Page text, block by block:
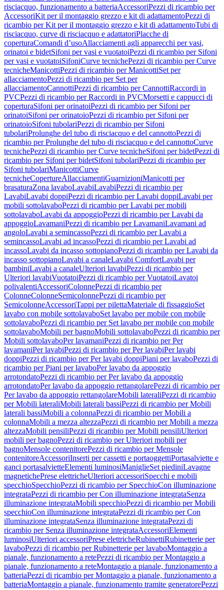
risciacquo, funzionamento a batteriaAccessoriPezzi di ricambio per
AccessoriKit per il montaggio grezzo e kit di adattamentoPezzi di
ricambio per Kit per il montaggio grezzo e kit di adattamentoTubi di
risciacquo, curve di risciacquo e adattatoriPlacche di
coperturaComandi d’usoAllacciamenti agli apparecchi per vasi,
orinatoi e bidetSifoni per vasi e vuotatoiPezzi di ricambio per Sifoni
per vasi e vuotatoiSifoniCurve tecnichePezzi di ricambio per Curve
tecnicheManicottiPezzi di ricambio per ManicottiSet per
allacciamentoPezzi di ricambio per Set per
allacciamentoCannottiPezzi di ricambio per CannottiRaccordi in
PVCPezzi di ricambio per Raccordi in PVCMorsetti e cappucci di
coperturaSifoni per orinatoiPezzi di ricambio per Sifoni per
orinatoiSifoni per orinatoioPezzi di ricambio per Sifoni per
orinatoioSifoni tubolariPezzi di ricambio per Sifoni
tubolariProlunghe del tubo di risciacquo e del cannottoPezzi di
ricambio per Prolunghe del tubo di risciacquo e del cannottoCurve
tecnichePezzi di ricambio per Curve tecnicheSifoni per bidetPezzi di
ricambio per Sifoni per bidetSifoni tubolariPezzi di ricambio per
Sifoni tubolariManicottiCurve
tecnicheCopertureAllacciamentiGuarnizioniManicotti per
brasaturaZona lavaboLavabiLavabiPezzi di ricambio per
LavabiLavabi doppiPezzi di ricambio per Lavabi doppiLavabi per
mobili sottolavaboPezzi di ricambio per Lavabi per mobili
sottolavaboLavabi da appoggioPezzi di ricambio per Lavabi da
appoggioLavamaniPezzi di ricambio per LavamaniLavamani ad
angoloLavabi a semincassoPezzi di ricambio per Lavabi a
semincassoLavabi ad incassoPezzi di ricambio per Lavabi ad
incassoLavabi da incasso sottopianoPezzi di ricambio per Lavabi da
incasso sottopianoLavabi a canaleLavabi ComfortLavabi per
bambiniLavabi a canaleUlteriori lavabiPezzi di ricambio per
Ulteriori lavabiVuotatoiPezzi di ricambio per VuotatoiLavatoi
polivalentiAccessoriColonnePezzi di ricambio per
ColonneColonneSemicolonnePezzi di ricambio per
SemicolonneAccessoriTappi per pilettaMateriale di fissaggioSet
lavabo con mobile sottolavaboSet lavabo per mobile con mobile
sottolavaboPezzi di ricambio per Set lavabo per mobile con mobile
sottolavaboMobili per bagnoMobili sottolavaboPezzi di ricambio per
Mobili sottolavaboPer lavamaniPezzi di ricambio per Per
lavamaniPer lavabiPezzi di ricambio per Per lavabiPer lavabi
doppiPezzi di ricambio per Per lavabi doppiPiani per lavaboPezzi di
ricambio per Piani per lavaboPer lavabo da appoggio
arrotondatoPezzi di ricambio per Per lavabo da appoggio
arrotondatoPer lavabo da appoggio rettangolarePezzi di ricambio per
Per lavabo da appoggio rettangolareMobili lateraliPezzi di ricambio
per Mobili lateraliMobili laterali bassiPezzi di ricambio per Mobili
laterali bassiMobili a colonnaPezzi di ricambio per Mobili a
colonnaMobili a mezza altezzaPezzi di ricambio per Mobili a mezza
altezzaMobili pensiliPezzi di ricambio per Mobili pensiliUlteriori
mobili per bagnoPezzi di ricambio per Ulteriori mobili per
bagnoMensole contenitorePezzi di ricambio per Mensole
contenitoreAccessoriInserti per cassetti e portaoggettiPortasalviette e
ganci portasalvietteElementi luminosiManiglieSet piediniLavagne
magnetichePrese elettricheUlteriori accessoriSpecchi e mobili
specchioSpecchioPezzi di ricambio per SpecchioCon illuminazione
integrataPezzi di ricambio per Con illuminazione integrataSenza
illuminazione integrataMobili specchioPezzi di ricambio per Mobili
specchioCon illuminazione integrataPezzi di ricambio per Con
illuminazione integrataSenza illuminazione integrataPezzi di
ricambio per Senza illuminazione integrataAccessoriElementi
luminosiUlteriori accessoriPrese elettricheRubinettiRubinetterie per
lavaboPezzi di ricambio per Rubinetterie per lavaboMontaggio a
pianale, funzionamento a retePezzi di ricambio per Montaggio a
pianale, funzionamento a reteMontaggio a pianale, funzionamento a
batteriaPezzi di ricambio per Montaggio a pianale, funzionamento a
batteriaMontaggio a pianale, funzionamento tramite generatorePezzi